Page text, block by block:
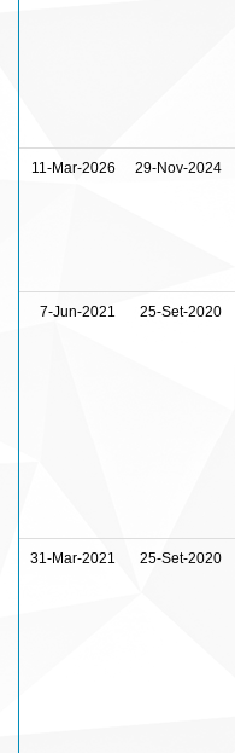
11-Mar-2026 29-Nov-2024
7-Jun-2021 25-Set-2020
31-Mar-2021 25-Set-2020